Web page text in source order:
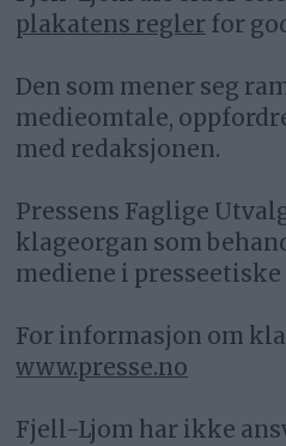
plakatens regler for
Den som mener seg
medieomtale,
med redaksjonen.
Pressens Faglige
klageorgan som
mediene i
For informasjon om
www.presse.no
Fjell-Ljom har ikke